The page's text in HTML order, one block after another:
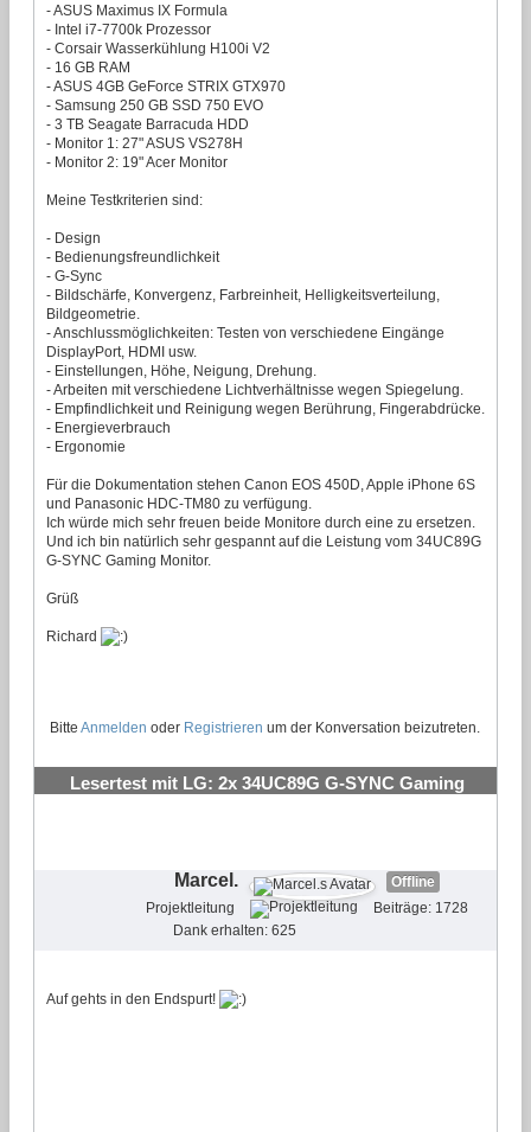
- ASUS Maximus IX Formula
- Intel i7-7700k Prozessor
- Corsair Wasserkühlung H100i V2
- 16 GB RAM
- ASUS 4GB GeForce STRIX GTX970
- Samsung 250 GB SSD 750 EVO
- 3 TB Seagate Barracuda HDD
- Monitor 1: 27" ASUS VS278H
- Monitor 2: 19" Acer Monitor
Meine Testkriterien sind:
- Design
- Bedienungsfreundlichkeit
- G-Sync
- Bildschärfe, Konvergenz, Farbreinheit, Helligkeitsverteilung,
Bildgeometrie.
- Anschlussmöglichkeiten: Testen von verschiedene Eingänge
DisplayPort, HDMI usw.
- Einstellungen, Höhe, Neigung, Drehung.
- Arbeiten mit verschiedene Lichtverhältnisse wegen Spiegelung.
- Empfindlichkeit und Reinigung wegen Berührung, Fingerabdrücke.
- Energieverbrauch
- Ergonomie
Für die Dokumentation stehen Canon EOS 450D, Apple iPhone 6S
und Panasonic HDC-TM80 zu verfügung.
Ich würde mich sehr freuen beide Monitore durch eine zu ersetzen.
Und ich bin natürlich sehr gespannt auf die Leistung vom 34UC89G
G-SYNC Gaming Monitor.
Grüß
Richard
Bitte Anmelden oder Registrieren um der Konversation beizutreten.
Lesertest mit LG: 2x 34UC89G G-SYNC Gaming
Marcel.
Offline
Projektleitung
Beiträge: 1728
Dank erhalten: 625
Auf gehts in den Endspurt!